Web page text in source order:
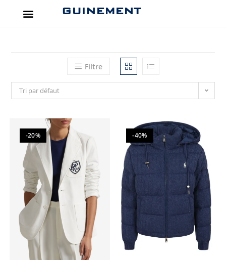
GUINEMENT
Filtre
Tri par défaut
-20% -40%